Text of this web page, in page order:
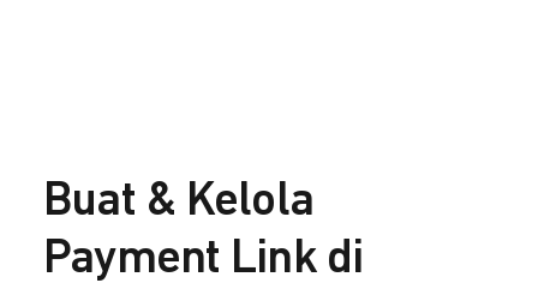
Buat & Kelola
Payment Link di